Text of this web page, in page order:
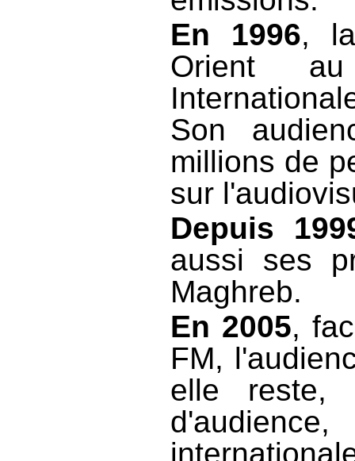
En 1996,
Orient
Son
millions de
sur
Depuis
aussi ses
Maghreb.
En 2005,
FM,
elle reste,